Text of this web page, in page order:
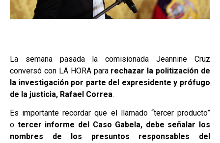
La semana pasada la comisionada Jeannine Cruz
conversó con LA HORA para rechazar la politización de
la investigación por parte del expresidente y prófugo
de la justicia, Rafael Correa.
Es importante recordar que el llamado “tercer producto”
o tercer informe del Caso Gabela, debe señalar los
nombres de los presuntos responsables del